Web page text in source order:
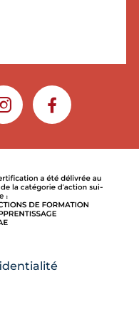
INSTAGRAMFACEBOOK